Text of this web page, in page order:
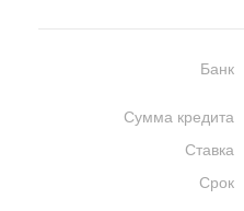
Банк
Сумма кредита
Ставка
Срок